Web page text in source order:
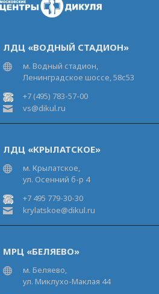
ЛДЦ «ВОДНЫЙ СТАДИОН»
м. Водный стадион,
Ленинградское шоссе, 58с53
+7 (495) 783-57-00
vs@dikul.ru
ЛДЦ «КРЫЛАТСКОЕ»
м. Крылатское,
ул. Осенний б-р 4
+7 495 779-30-30
krylatskoe@dikul.ru
МРЦ «БЕЛЯЕВО»
м. Беляево,
ул. Миклухо-Маклая 44